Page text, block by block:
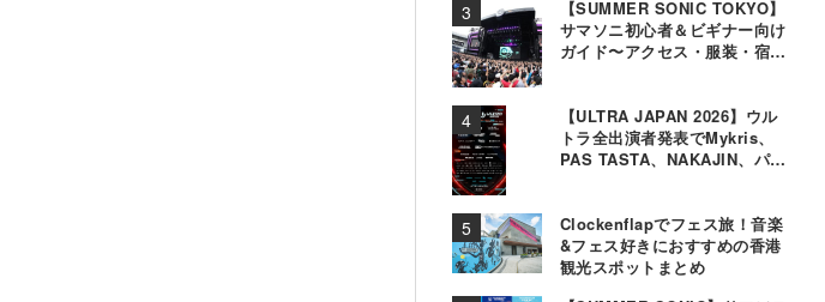
【SUMMER SONIC TOKYO】
サマソニ初心者＆ビギナー向け
ガイド〜アクセス・服装・宿泊
【ULTRA JAPAN 2026】ウル
トラ全出演者発表でMykris、
PAS TASTA、NAKAJIN、パソ
Clockenflapでフェス旅！音楽
&フェス好きにおすすめの香港
観光スポットまとめ